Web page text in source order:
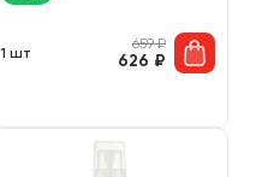
1 шт
659₽
626 ₽